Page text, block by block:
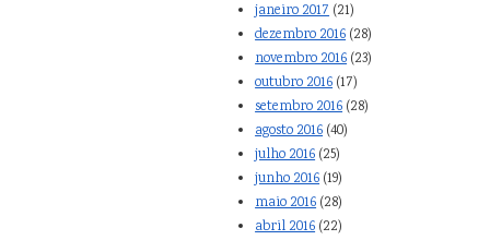
janeiro 2017 (21)
dezembro 2016 (28)
novembro 2016 (23)
outubro 2016 (17)
setembro 2016 (28)
agosto 2016 (40)
julho 2016 (25)
junho 2016 (19)
maio 2016 (28)
abril 2016 (22)